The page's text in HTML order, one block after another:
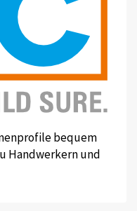
bequem
Handwerkern und